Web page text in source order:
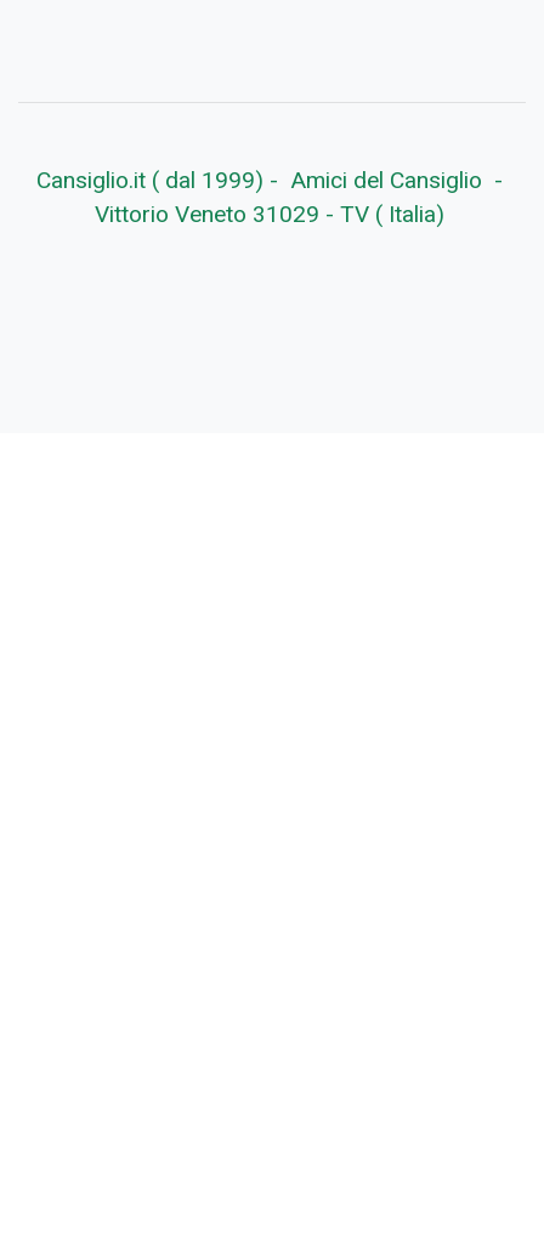
Cansiglio.it ( dal 1999) - Amici del Cansiglio -
Vittorio Veneto 31029 - TV ( Italia)